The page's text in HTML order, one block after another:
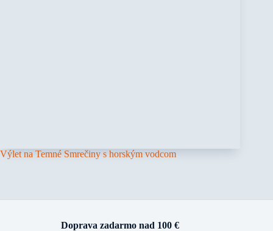
Výlet na Temné Smrečiny s horským vodcom
Doprava zadarmo nad 100 €